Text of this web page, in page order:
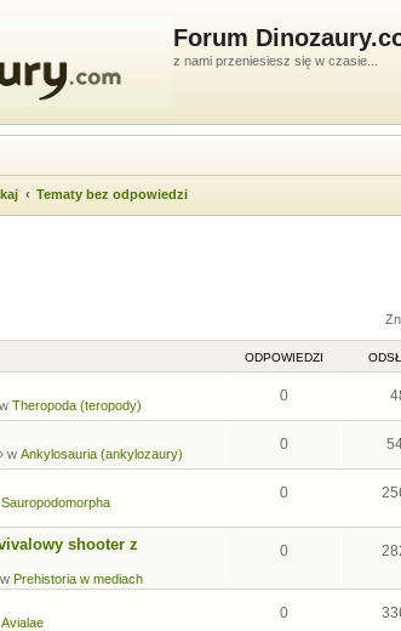
Forum
z nami przeniesiesz się w czasie...
Tematy bez odpowiedzi
ODPOWIEDZI
Theropoda (teropody)
0
w Ankylosauria (ankylozaury)
0
Sauropodomorpha
0
shooter z
Prehistoria w mediach
0
Avialae
0